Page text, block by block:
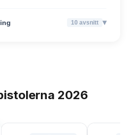
10 avsnitt ▾
2026